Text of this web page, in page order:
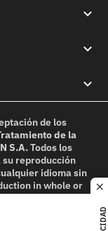
de los
de la
S.A.Todos los
su reproducción
idioma sin
in whole or